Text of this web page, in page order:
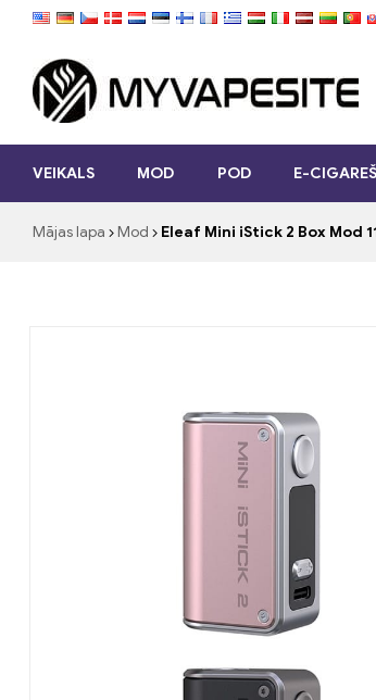
Myvapesite.de
cigaretes
VEIKALS MOD POD E-
Mājas lapa Mod Eleaf Mini iStick 2 Box